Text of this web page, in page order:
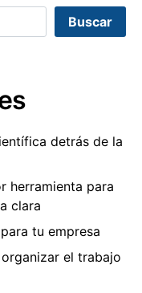
Buscar
detrás de la
herramienta para
clara
tu empresa
el trabajo